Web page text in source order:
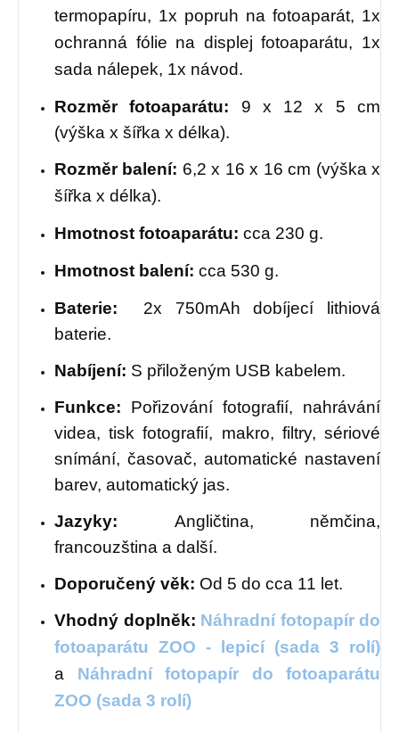
termopapíru, 1x popruh na fotoaparát, 1x
ochranná fólie na displej fotoaparátu, 1x
sada nálepek, 1x návod.
Rozměr fotoaparátu: 9 x 12 x 5 cm
(výška x šířka x délka).
Rozměr balení: 6,2 x 16 x 16 cm (výška x
šířka x délka).
Hmotnost fotoaparátu: cca 230 g.
Hmotnost balení: cca 530 g.
Baterie:
2x 750mAh dobíjecí lithiová
baterie.
Nabíjení: S přiloženým USB kabelem.
Funkce: Pořizování fotografií, nahrávání
videa, tisk fotografií, makro, filtry, sériové
snímání, časovač, automatické nastavení
barev, automatický jas.
Jazyky: Angličtina, němčina,
francouzština a další.
Doporučený věk: Od 5 do cca 11 let.
Vhodný doplněk: Náhradní fotopapír do
fotoaparátu ZOO - lepicí (sada 3 rolí)
a
Náhradní fotopapír do fotoaparátu
ZOO (sada 3 rolí)